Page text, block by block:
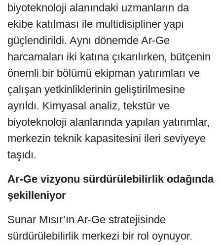
biyoteknoloji alanındaki uzmanların da
ekibe katılması ile multidisipliner yapı
güçlendirildi. Aynı dönemde Ar-Ge
harcamaları iki katına çıkarılırken, bütçenin
önemli bir bölümü ekipman yatırımları ve
çalışan yetkinliklerinin geliştirilmesine
ayrıldı. Kimyasal analiz, tekstür ve
biyoteknoloji alanlarında yapılan yatırımlar,
merkezin teknik kapasitesini ileri seviyeye
taşıdı.
Ar-Ge vizyonu sürdürülebilirlik odağında
şekilleniyor
Sunar Mısır’ın Ar-Ge stratejisinde
sürdürülebilirlik merkezi bir rol oynuyor.